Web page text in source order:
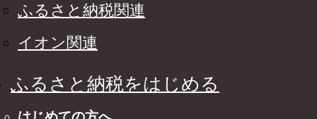
ふるさと納税関連
イオン関連
ふるさと納税をはじめる